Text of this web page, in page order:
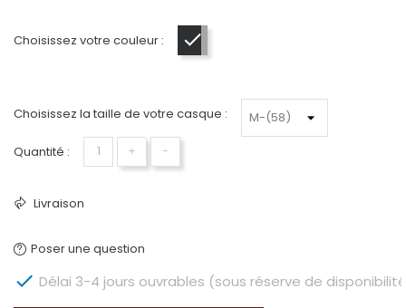
Choisissez votre couleur :
Choisissez la taille de votre casque :
Quantité : + −
Livraison
Poser une question
 Délai 3-4 jours ouvrables (sous réserve de